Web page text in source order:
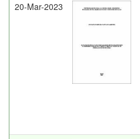
20-Mar-2023